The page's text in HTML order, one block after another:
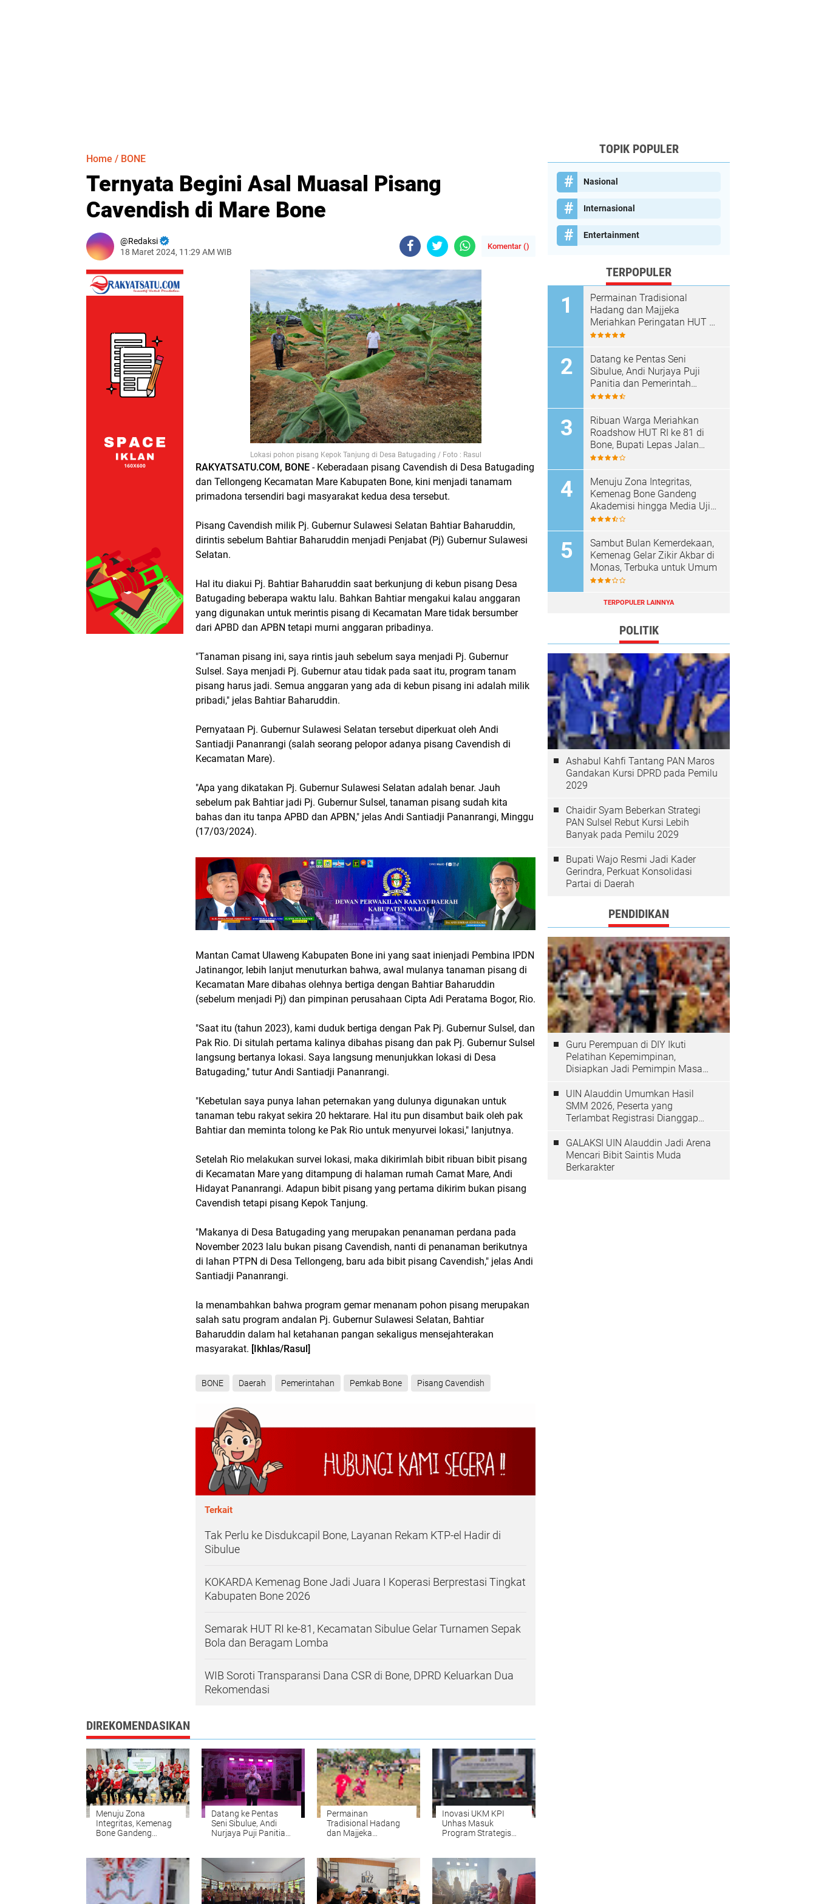
Home / BONE
Ternyata Begini Asal Muasal Pisang
Cavendish di Mare Bone
Redaksi
18 Maret 2024, 11:29 AM WIB
Komentar ()
Lokasi pohon pisang Kepok Tanjung di Desa Batugading / Foto : Rasul
RAKYATSATU.COM, BONE - Keberadaan pisang Cavendish di Desa Batugading
dan Tellongeng Kecamatan Mare Kabupaten Bone, kini menjadi tanamam
primadona tersendiri bagi masyarakat kedua desa tersebut.
Pisang Cavendish milik Pj. Gubernur Sulawesi Selatan Bahtiar Baharuddin,
dirintis sebelum Bahtiar Baharuddin menjadi Penjabat (Pj) Gubernur Sulawesi
Selatan.
Hal itu diakui Pj. Bahtiar Baharuddin saat berkunjung di kebun pisang Desa
Batugading beberapa waktu lalu. Bahkan Bahtiar mengakui kalau anggaran
yang digunakan untuk merintis pisang di Kecamatan Mare tidak bersumber
dari APBD dan APBN tetapi murni anggaran pribadinya.
"Tanaman pisang ini, saya rintis jauh sebelum saya menjadi Pj. Gubernur
Sulsel. Saya menjadi Pj. Gubernur atau tidak pada saat itu, program tanam
pisang harus jadi. Semua anggaran yang ada di kebun pisang ini adalah milik
pribadi," jelas Bahtiar Baharuddin.
Pernyataan Pj. Gubernur Sulawesi Selatan tersebut diperkuat oleh Andi
Santiadji Pananrangi (salah seorang pelopor adanya pisang Cavendish di
Kecamatan Mare).
"Apa yang dikatakan Pj. Gubernur Sulawesi Selatan adalah benar. Jauh
sebelum pak Bahtiar jadi Pj. Gubernur Sulsel, tanaman pisang sudah kita
bahas dan itu tanpa APBD dan APBN," jelas Andi Santiadji Pananrangi, Minggu
(17/03/2024).
Mantan Camat Ulaweng Kabupaten Bone ini yang saat inienjadi Pembina IPDN
Jatinangor, lebih lanjut menuturkan bahwa, awal mulanya tanaman pisang di
Kecamatan Mare dibahas olehnya bertiga dengan Bahtiar Baharuddin
(sebelum menjadi Pj) dan pimpinan perusahaan Cipta Adi Peratama Bogor, Rio.
"Saat itu (tahun 2023), kami duduk bertiga dengan Pak Pj. Gubernur Sulsel, dan
Pak Rio. Di situlah pertama kalinya dibahas pisang dan pak Pj. Gubernur Sulsel
langsung bertanya lokasi. Saya langsung menunjukkan lokasi di Desa
Batugading," tutur Andi Santiadji Pananrangi.
"Kebetulan saya punya lahan peternakan yang dulunya digunakan untuk
tanaman tebu rakyat sekira 20 hektarare. Hal itu pun disambut baik oleh pak
Bahtiar dan meminta tolong ke Pak Rio untuk menyurvei lokasi," lanjutnya.
Setelah Rio melakukan survei lokasi, maka dikirimlah bibit ribuan bibit pisang
di Kecamatan Mare yang ditampung di halaman rumah Camat Mare, Andi
Hidayat Pananrangi. Adapun bibit pisang yang pertama dikirim bukan pisang
Cavendish tetapi pisang Kepok Tanjung.
"Makanya di Desa Batugading yang merupakan penanaman perdana pada
November 2023 lalu bukan pisang Cavendish, nanti di penanaman berikutnya
di lahan PTPN di Desa Tellongeng, baru ada bibit pisang Cavendish," jelas Andi
Santiadji Pananrangi.
Ia menambahkan bahwa program gemar menanam pohon pisang merupakan
salah satu program andalan Pj. Gubernur Sulawesi Selatan, Bahtiar
Baharuddin dalam hal ketahanan pangan sekaligus mensejahterakan
masyarakat. [Ikhlas/Rasul]
BONE Daerah Pemerintahan Pemkab Bone Pisang Cavendish
Terkait
Tak Perlu ke Disdukcapil Bone, Layanan Rekam KTP-el Hadir di
Sibulue
KOKARDA Kemenag Bone Jadi Juara I Koperasi Berprestasi Tingkat
Kabupaten Bone 2026
Semarak HUT RI ke-81, Kecamatan Sibulue Gelar Turnamen Sepak
Bola dan Beragam Lomba
WIB Soroti Transparansi Dana CSR di Bone, DPRD Keluarkan Dua
Rekomendasi
DIREKOMENDASIKAN
Menuju Zona
Integritas, Kemenag
Bone Gandeng
Pelayanan
Datang ke Pentas
Seni Sibulue, Andi
Nurjaya Puji Panitia
Permainan
Tradisional Hadang
dan Majjeka
Inovasi UKM KPI
Unhas Masuk
Program Strategis
TOPIK POPULER
Nasional
Internasional
Entertainment
TERPOPULER
Permainan Tradisional
Hadang dan Majjeka
Meriahkan Peringatan HUT RI
di Sibulue
Datang ke Pentas Seni
Sibulue, Andi Nurjaya Puji
Panitia dan Pemerintah
Kecamatan
Ribuan Warga Meriahkan
Roadshow HUT RI ke 81 di
Bone, Bupati Lepas Jalan
Santai
Menuju Zona Integritas,
Kemenag Bone Gandeng
Akademisi hingga Media Uji
Standar Pelayanan
Sambut Bulan Kemerdekaan,
Kemenag Gelar Zikir Akbar di
Monas, Terbuka untuk Umum
TERPOPULER LAINNYA
POLITIK
Ashabul Kahfi Tantang PAN Maros
Gandakan Kursi DPRD pada Pemilu
2029
Chaidir Syam Beberkan Strategi
PAN Sulsel Rebut Kursi Lebih
Banyak pada Pemilu 2029
Bupati Wajo Resmi Jadi Kader
Gerindra, Perkuat Konsolidasi
Partai di Daerah
PENDIDIKAN
Guru Perempuan di DIY Ikuti
Pelatihan Kepemimpinan,
Disiapkan Jadi Pemimpin Masa
UIN Alauddin Umumkan Hasil
SMM 2026, Peserta yang
Terlambat Registrasi Dianggap
GALAKSI UIN Alauddin Jadi Arena
Mencari Bibit Saintis Muda
Berkarakter